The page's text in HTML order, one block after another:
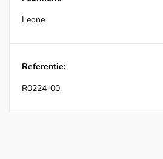
Leone
Referentie:
R0224-00